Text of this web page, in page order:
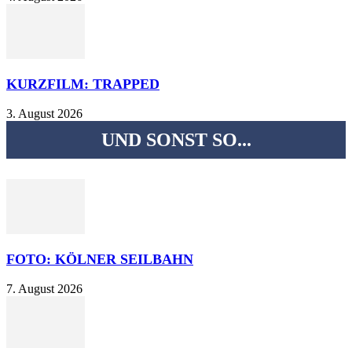
KURZFILM: TRAPPED
3. August 2026
UND SONST SO...
FOTO: KÖLNER SEILBAHN
7. August 2026